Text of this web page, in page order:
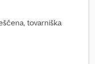
tovarniška